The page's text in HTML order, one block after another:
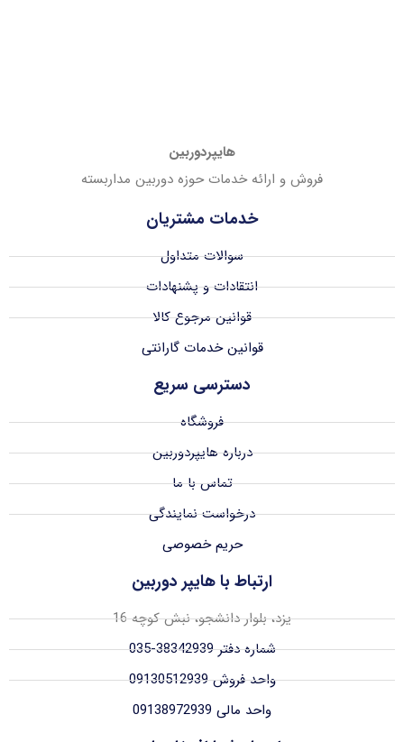
هایپردوربین
فروش و ارائه خدمات حوزه دوربین مداربسته
خدمات مشتریان
سوالات متداول
انتقادات و پشنهادات
قوانین مرجوع کالا
قوانین خدمات گارانتی
دسترسی سریع
فروشگاه
درباره هایپردوربین
تماس با ما
درخواست نمایندگی
حریم خصوصی
ارتباط با هایپر دوربین
یزد، بلوار دانشجو، نبش کوچه 16
شماره دفتر 38342939-035
واحد فروش 09130512939
واحد مالی 09138972939